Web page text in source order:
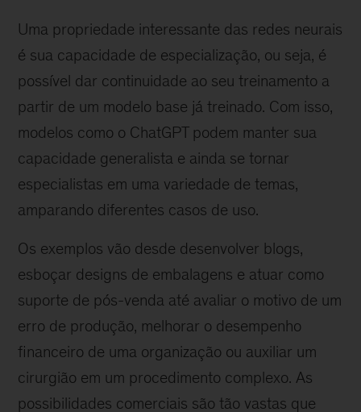
Uma propriedade interessante das redes neurais
é sua capacidade de especialização, ou seja, é
possível dar continuidade ao seu treinamento a
partir de um modelo base já treinado. Com isso,
modelos como o ChatGPT podem manter sua
capacidade generalista e ainda se tornar
especialistas em uma variedade de temas,
amparando diferentes casos de uso.
Os exemplos vão desde desenvolver blogs,
esboçar designs de embalagens e atuar como
suporte de pós-venda até avaliar o motivo de um
erro de produção, melhorar o desempenho
financeiro de uma organização ou auxiliar um
cirurgião em um procedimento complexo. As
possibilidades comerciais são tão vastas que